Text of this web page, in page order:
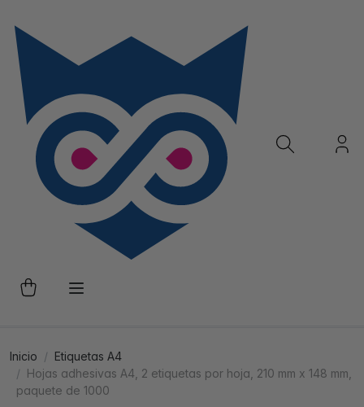
Inicio
Etiquetas A4
Hojas adhesivas A4, 2 etiquetas por hoja, 210 mm x 148 mm,
paquete de 1000